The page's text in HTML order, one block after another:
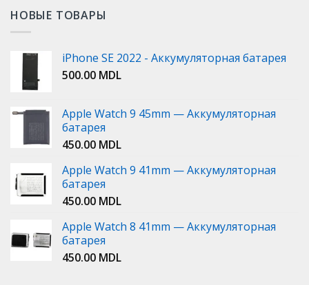
НОВЫЕ ТОВАРЫ
iPhone SE 2022 - Аккумуляторная батарея
500.00 MDL
Apple Watch 9 45mm — Аккумуляторная
батарея
450.00 MDL
Apple Watch 9 41mm — Аккумуляторная
батарея
450.00 MDL
Apple Watch 8 41mm — Аккумуляторная
батарея
450.00 MDL